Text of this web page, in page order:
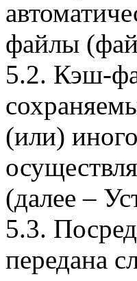
файлы
5.2. Кэш-
(или)
(далее –
5.3.
передана